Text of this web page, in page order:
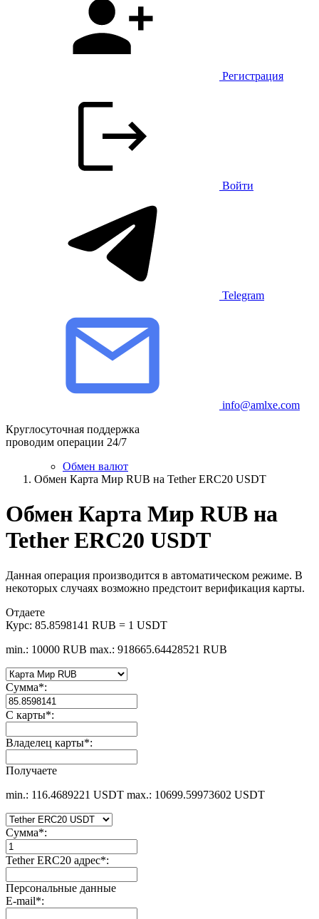
Регистрация
Войти
Telegram
info@amlxe.com
Круглосуточная поддержка
проводим операции 24/7
Обмен валют
Обмен Карта Мир RUB на Tether ERC20 USDT
Обмен Карта Мир RUB на
Tether ERC20 USDT
Данная операция производится в автоматическом режиме. В
некоторых случаях возможно предстоит верификация карты.
Отдаете
Курс: 85.8598141 RUB = 1 USDT
min.: 10000 RUB max.: 918665.64428521 RUB
Сумма*:
С карты*:
Владелец карты*:
Получаете
min.: 116.4689221 USDT max.: 10699.59973602 USDT
Сумма*:
Tether ERC20 адрес*:
Персональные данные
E-mail*: